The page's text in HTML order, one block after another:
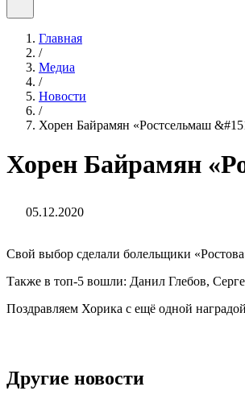
Главная
/
Медиа
/
Новости
/
Хорен Байрамян «Ростсельмаш
Хорен Байрамян
05.12.2020
Свой выбор сделали болельщики
Также в топ-5 вошли: Данил Глебов,
Поздравляем Хорика с ещё одной
Другие новости